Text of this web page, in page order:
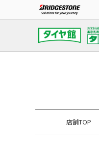
店舗TOP